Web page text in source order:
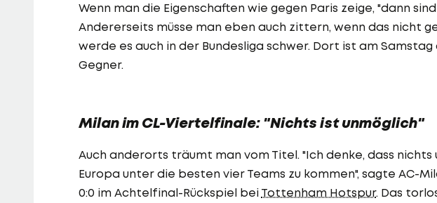
Wenn man die Eigenschaften wie gegen Paris zeige, "dann
Andererseits müsse man eben auch zittern, wenn das nicht
werde es auch in der Bundesliga schwer. Dort ist am Samstag
Gegner.
Milan im CL-Viertelfinale: "Nichts ist unmöglich"
Auch anderorts träumt man vom Titel. "Ich denke, dass nichts
Europa unter die besten vier Teams zu kommen", sagte AC-
0:0 im Achtelfinal-Rückspiel bei Tottenham Hotspur. Das